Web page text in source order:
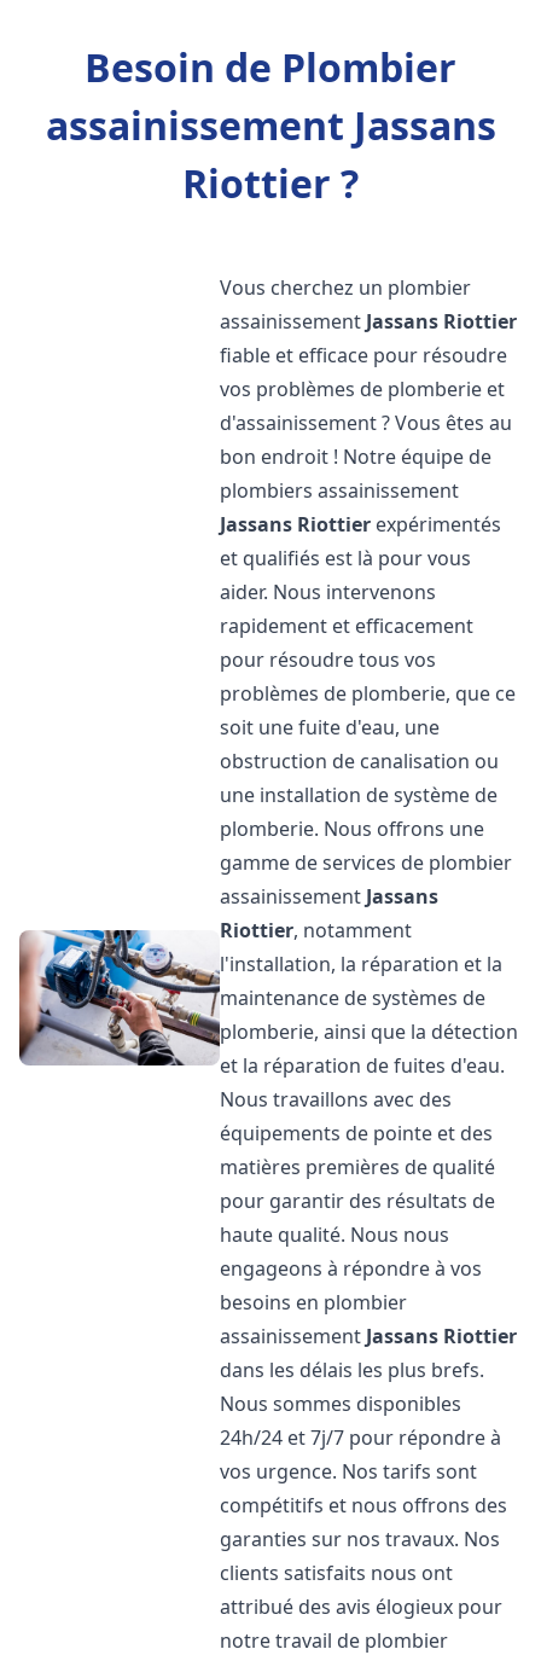
Besoin de Plombier
assainissement Jassans
Riottier ?
Vous cherchez un plombier
assainissement Jassans Riottier
fiable et efficace pour résoudre
vos problèmes de plomberie et
d'assainissement ? Vous êtes au
bon endroit ! Notre équipe de
plombiers assainissement
Jassans Riottier expérimentés
et qualifiés est là pour vous
aider. Nous intervenons
rapidement et efficacement
pour résoudre tous vos
problèmes de plomberie, que ce
soit une fuite d'eau, une
obstruction de canalisation ou
une installation de système de
plomberie. Nous offrons une
gamme de services de plombier
assainissement Jassans
Riottier, notamment
l'installation, la réparation et la
maintenance de systèmes de
plomberie, ainsi que la détection
et la réparation de fuites d'eau.
Nous travaillons avec des
équipements de pointe et des
matières premières de qualité
pour garantir des résultats de
haute qualité. Nous nous
engageons à répondre à vos
besoins en plombier
assainissement Jassans Riottier
dans les délais les plus brefs.
Nous sommes disponibles
24h/24 et 7j/7 pour répondre à
vos urgence. Nos tarifs sont
compétitifs et nous offrons des
garanties sur nos travaux. Nos
clients satisfaits nous ont
attribué des avis élogieux pour
notre travail de plombier